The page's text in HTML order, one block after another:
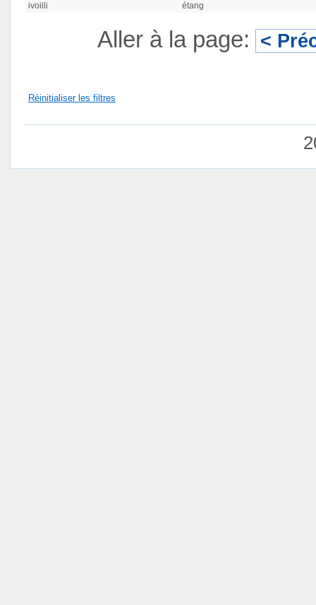
ivoilli
étang
Aller à la page: <
Réinitialiser les filtres